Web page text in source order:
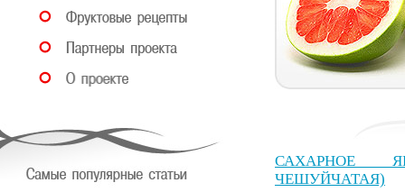
САХАРНОЕ
ЧЕШУЙЧАТАЯ)